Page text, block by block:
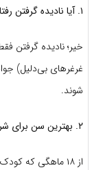
۱. آیا نادیده گرفتن رفتار بد همیشه درست است؟
خیر؛ نادیده گرفتن
غرغرهای بی‌دلیل)
شوند.
۲. بهترین سن برای شروع اصلاح رفتار چه زمانی است؟
از ۱۸ ماهگی که